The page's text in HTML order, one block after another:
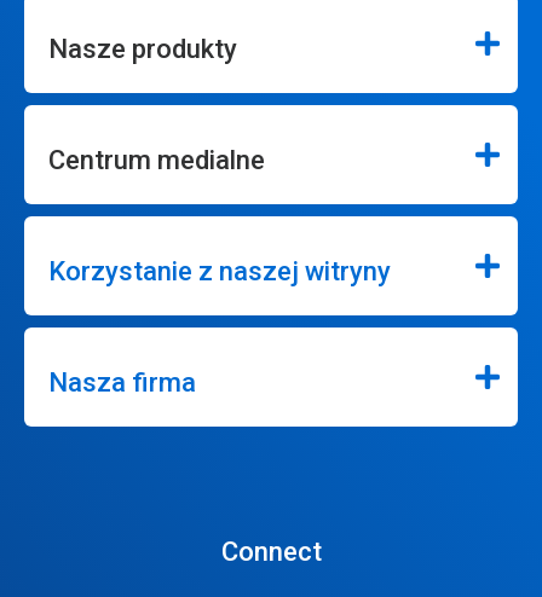
Nasze produkty
Centrum medialne
Korzystanie z naszej witryny
Nasza firma
Connect